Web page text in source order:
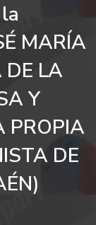
MARÍA
DE LA
Y
PROPIA
DE